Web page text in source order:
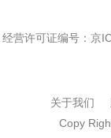
经营许可证编号：京
关于我们
Copy